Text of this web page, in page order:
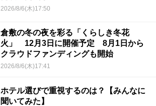
2026/8/6(木)17:50
倉敷の冬の夜を彩る「くらしき冬花
火」 12月3日に開催予定 8月1日から
クラウドファンディングも開始
2026/8/6(木)17:41
ホテル選びで重視するのは？【みんなに
聞いてみた】